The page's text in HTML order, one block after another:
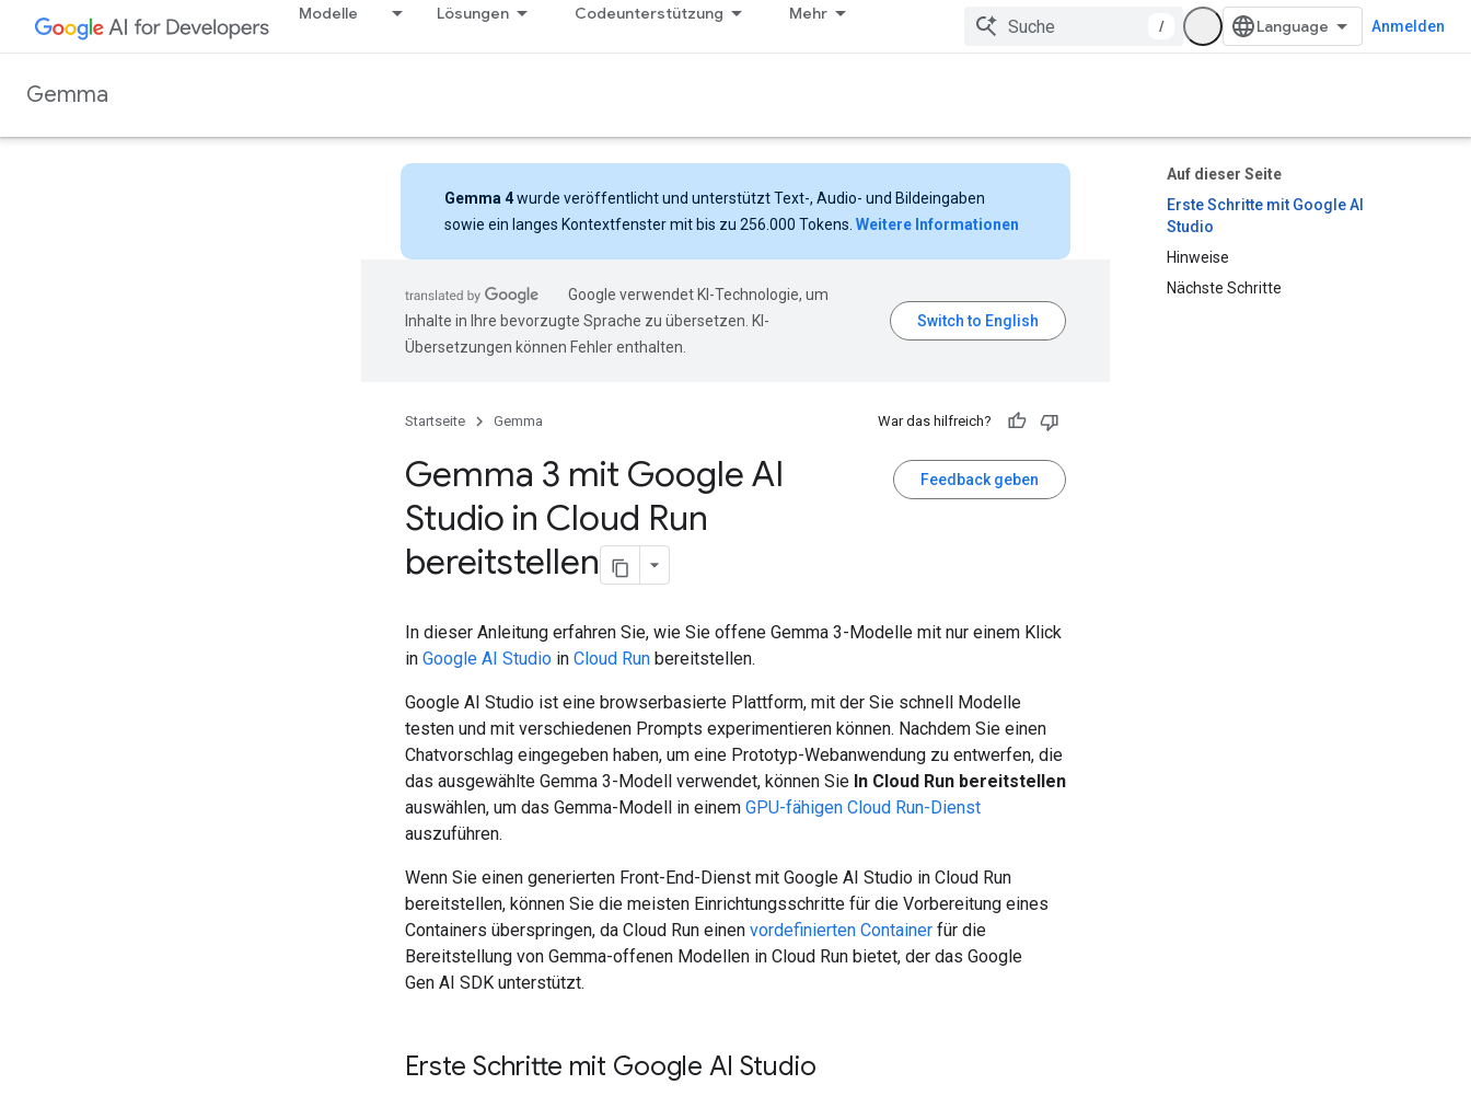
Modelle Lösungen Codeunterstützung Mehr
/ Anmelden
Gemma
Auf dieser Seite
Erste Schritte mit Google AI
Studio
Hinweise
Nächste Schritte
Gemma 4wurde veröffentlicht und unterstützt Text-, Audio- und Bildeingaben
sowie ein langes Kontextfenster mit bis zu 256.000 Tokens. Weitere Informationen
Google verwendet KI-Technologie, um
Inhalte in Ihre bevorzugte Sprache zu übersetzen. KI-
Übersetzungen können Fehler enthalten.
Startseite Gemma War das hilfreich?
Feedback geben
Gemma 3 mit Google AI
Studio in Cloud Run
bereitstellen
In dieser Anleitung erfahren Sie, wie Sie offene Gemma 3-Modelle mit nur einem Klick
in Google AI Studio in Cloud Run bereitstellen.
Google AI Studio ist eine browserbasierte Plattform, mit der Sie schnell Modelle
testen und mit verschiedenen Prompts experimentieren können. Nachdem Sie einen
Chatvorschlag eingegeben haben, um eine Prototyp-Webanwendung zu entwerfen, die
das ausgewählte Gemma 3-Modell verwendet, können Sie In Cloud Run bereitstellen
auswählen, um das Gemma-Modell in einem GPU-fähigen Cloud Run-Dienst
auszuführen.
Wenn Sie einen generierten Front-End-Dienst mit Google AI Studio in Cloud Run
bereitstellen, können Sie die meisten Einrichtungsschritte für die Vorbereitung eines
Containers überspringen, da Cloud Run einen vordefinierten Container für die
Bereitstellung von Gemma-offenen Modellen in Cloud Run bietet, der das Google
Gen AI SDK unterstützt.
Erste Schritte mit Google AI Studio